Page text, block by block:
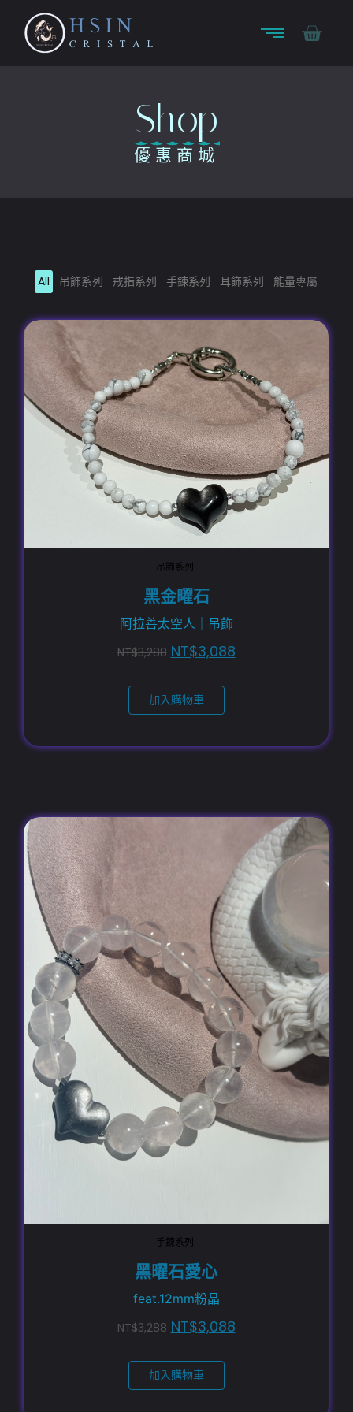
Shop
優惠商城
All 吊飾系列 戒指系列 手鍊系列 耳飾系列 能量專屬
吊飾系列
黑金曜石
阿拉善太空人｜吊飾
NT$3,288 NT$3,088
加入購物車
手鍊系列
黑曜石愛心
feat.12mm粉晶
NT$3,288 NT$3,088
加入購物車